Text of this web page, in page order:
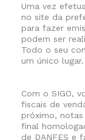
Uma vez
no site da
para fazer
podem ser
Todo o seu
um único lugar.
Com o SIGO,
fiscais de
próximo,
final
de DANFES e